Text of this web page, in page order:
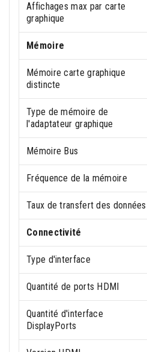
Affichages max par carte
graphique
Mémoire
Mémoire carte graphique
distincte
Type de mémoire de
l'adaptateur graphique
Mémoire Bus
Fréquence de la mémoire
Taux de transfert des données
Connectivité
Type d'interface
Quantité de ports HDMI
Quantité d'interface
DisplayPorts